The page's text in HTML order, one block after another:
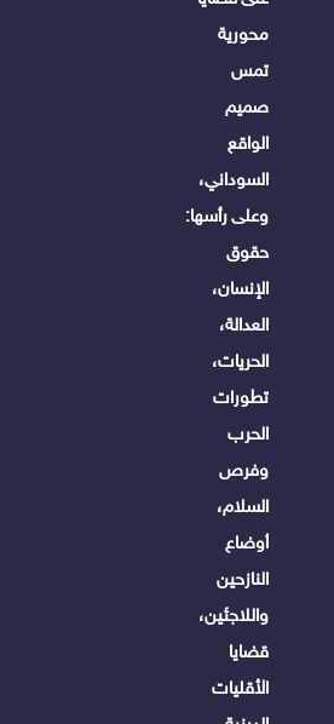
محورية
تمس
صميم
الواقع
السوداني،
وعلى رأسها:
حقوق
الإنسان،
العدالة،
الحريات،
تطورات
الحرب
وفرص
السلام،
أوضاع
النازحين
واللاجئين،
قضايا
الأقليات